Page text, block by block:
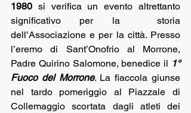
1980 si verifica un evento altrettanto
significativo per la  storia
dell’Associazione e per la città. Presso
l’eremo di Sant’Onofrio al Morrone,
Padre Quirino Salomone, benedice il 1°
Fuoco del Morrone. La fiaccola giunse
nel tardo pomeriggio al Piazzale di
Collemaggio scortata dagli atleti dei